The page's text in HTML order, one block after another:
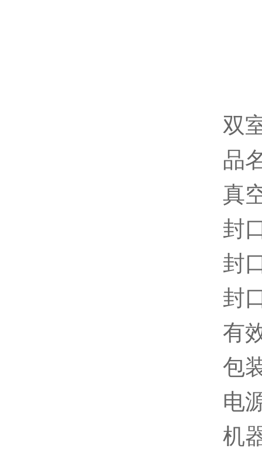
双
品
真
封
封
封
有
包
电
机